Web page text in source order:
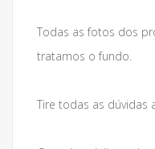
Todas as fotos dos
tratamos o fundo.
Tire todas as dúvidas